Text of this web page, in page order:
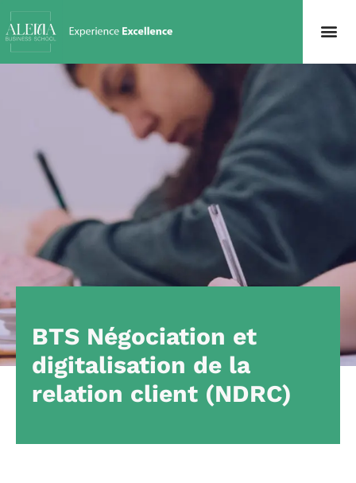
BTS Négociation et
digitalisation de la
relation client (NDRC)